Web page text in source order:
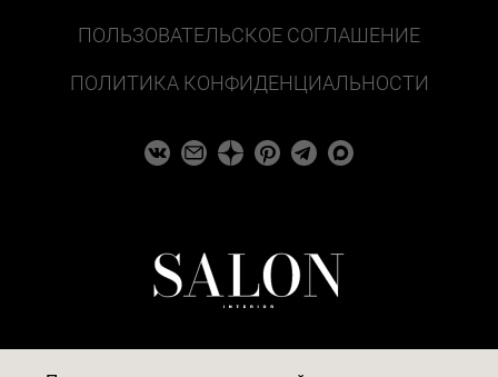
ПОЛЬЗОВАТЕЛЬСКОЕ СОГЛАШЕНИЕ
ПОЛИТИКА КОНФИДЕНЦИАЛЬНОСТИ